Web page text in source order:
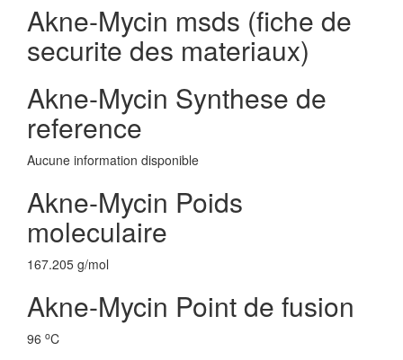
Akne-Mycin msds (fiche de
securite des materiaux)
Akne-Mycin Synthese de
reference
Aucune information disponible
Akne-Mycin Poids
moleculaire
167.205 g/mol
Akne-Mycin Point de fusion
96 oC